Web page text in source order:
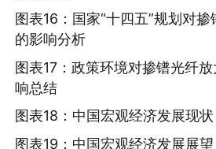
图表16：国家“十四五”规划对
的影响分析
图表17：政策环境对掺镨光纤
响总结
图表18：中国宏观经济发展现状
图表19：中国宏观经济发展展望